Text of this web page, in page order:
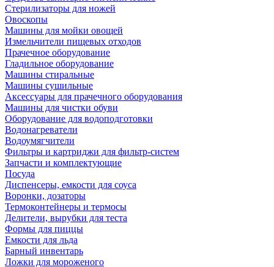
Стерилизаторы для ножей
Овоскопы
Машины для мойки овощей
Измельчители пищевых отходов
Прачечное оборудование
Гладильное оборудование
Машины стиральные
Машины сушильные
Аксессуары для прачечного оборудования
Машины для чистки обуви
Оборудование для водоподготовки
Водонагреватели
Водоумягчители
Фильтры и картриджи для фильтр-систем
Запчасти и комплектующие
Посуда
Диспенсеры, емкости для соуса
Воронки, дозаторы
Термоконтейнеры и термосы
Делители, вырубки для теста
Формы для пиццы
Емкости для льда
Барный инвентарь
Ложки для мороженого